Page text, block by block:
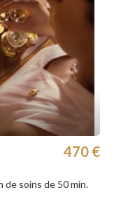
470 €
de soins de 50 min.